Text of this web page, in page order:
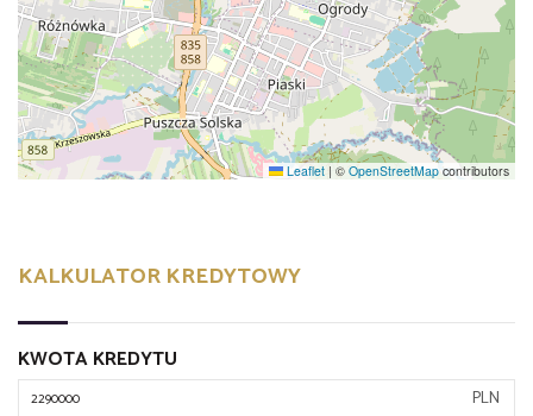
Leaflet | © OpenStreetMap contributors
KALKULATOR KREDYTOWY
KWOTA KREDYTU
PLN